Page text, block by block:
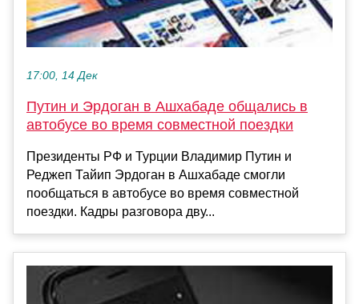
17:00, 14 Дек
Путин и Эрдоган в Ашхабаде общались в
автобусе во время совместной поездки
Президенты РФ и Турции Владимир Путин и
Реджеп Тайип Эрдоган в Ашхабаде смогли
пообщаться в автобусе во время совместной
поездки. Кадры разговора дву...